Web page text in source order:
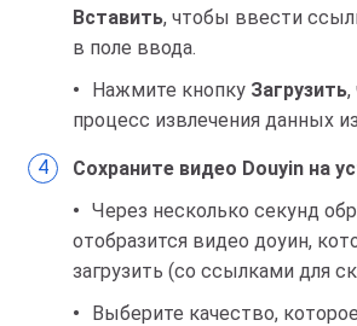
Вставить, чтобы ввести
в поле ввода.
Нажмите кнопку Загрузить,
процесс извлечения данных
Сохраните видео Douyin на
Через несколько секунд
отобразится видео доуин,
загрузить (со ссылками для
Выберите качество,